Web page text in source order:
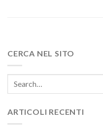
CERCA NEL SITO
ARTICOLI RECENTI